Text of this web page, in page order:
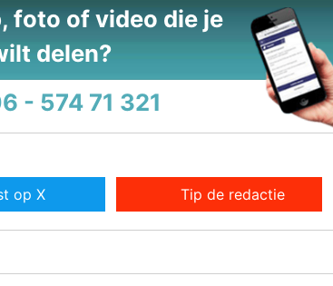
foto of video die je
delen?
- 574 71 321
op X Tip de redactie